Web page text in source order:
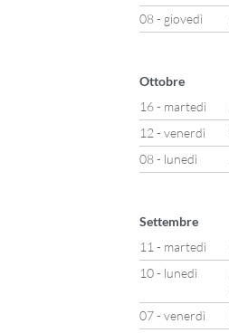
08 - giovedì
Ottobre
16 - martedì
12 - venerdì
08 - lunedì
Settembre
11 - martedì
10 - lunedì
07 - venerdì